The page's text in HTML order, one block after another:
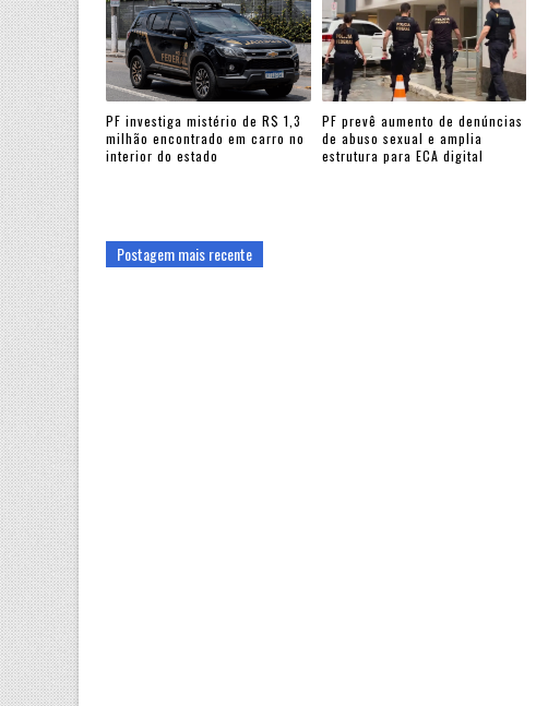
PF investiga mistério de R$ 1,3
milhão encontrado em carro no
interior do estado
PF prevê aumento de denúncias
de abuso sexual e amplia
estrutura para ECA digital
Postagem mais recente